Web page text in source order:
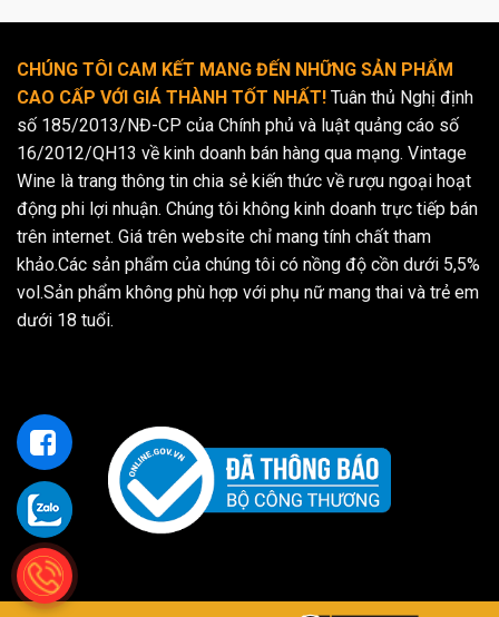
CHÚNG TÔI CAM KẾT MANG ĐẾN NHỮNG SẢN PHẨM
CAO CẤP VỚI GIÁ THÀNH TỐT NHẤT! Tuân thủ Nghị định
số 185/2013/NĐ-CP của Chính phủ và luật quảng cáo số
16/2012/QH13 về kinh doanh bán hàng qua mạng. Vintage
Wine là trang thông tin chia sẻ kiến thức về rượu ngoại hoạt
động phi lợi nhuận. Chúng tôi không kinh doanh trực tiếp bán
trên internet. Giá trên website chỉ mang tính chất tham
khảo.Các sản phẩm của chúng tôi có nồng độ cồn dưới 5,5%
vol.Sản phẩm không phù hợp với phụ nữ mang thai và trẻ em
dưới 18 tuổi.